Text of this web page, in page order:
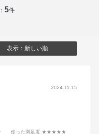
5件
表示：新しい順
2024.11.15
使った満足度:★★★★★